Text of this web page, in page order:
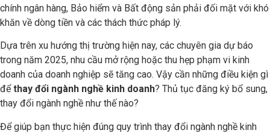
chính ngân hàng, Bảo hiểm và Bất động sản phải đối mặt với khó
khăn về dòng tiền và các thách thức pháp lý.
Dựa trên xu hướng thị trường hiện nay, các chuyên gia dự báo
trong năm 2025, nhu cầu mở rộng hoặc thu hẹp phạm vi kinh
doanh của doanh nghiệp sẽ tăng cao. Vậy cần những điều kiện gì
đểthay đổi ngành nghề kinh doanh? Thủ tục đăng ký bổ sung,
thay đổi ngành nghề như thế nào?
Để giúp bạn thực hiện đúng quy trình thay đổi ngành nghề kinh